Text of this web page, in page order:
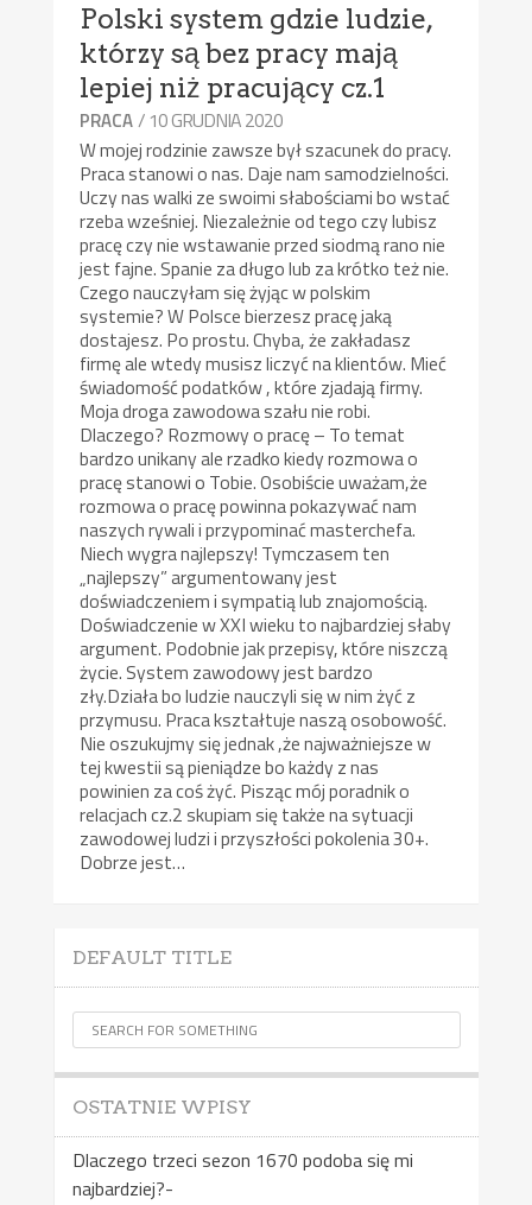
Polski system gdzie ludzie,
którzy są bez pracy mają
lepiej niż pracujący cz.1
PRACA/ 10 GRUDNIA 2020
W mojej rodzinie zawsze był szacunek do pracy.
Praca stanowi o nas. Daje nam samodzielności.
Uczy nas walki ze swoimi słabościami bo wstać
rzeba wześniej. Niezależnie od tego czy lubisz
pracę czy nie wstawanie przed siodmą rano nie
jest fajne. Spanie za długo lub za krótko też nie.
Czego nauczyłam się żyjąc w polskim
systemie? W Polsce bierzesz pracę jaką
dostajesz. Po prostu. Chyba, że zakładasz
firmę ale wtedy musisz liczyć na klientów. Mieć
świadomość podatków , które zjadają firmy.
Moja droga zawodowa szału nie robi.
Dlaczego? Rozmowy o pracę – To temat
bardzo unikany ale rzadko kiedy rozmowa o
pracę stanowi o Tobie. Osobiście uważam,że
rozmowa o pracę powinna pokazywać nam
naszych rywali i przypominać masterchefa.
Niech wygra najlepszy! Tymczasem ten
„najlepszy” argumentowany jest
doświadczeniem i sympatią lub znajomością.
Doświadczenie w XXI wieku to najbardziej słaby
argument. Podobnie jak przepisy, które niszczą
życie. System zawodowy jest bardzo
zły.Działa bo ludzie nauczyli się w nim żyć z
przymusu. Praca kształtuje naszą osobowość.
Nie oszukujmy się jednak ,że najważniejsze w
tej kwestii są pieniądze bo każdy z nas
powinien za coś żyć. Pisząc mój poradnik o
relacjach cz.2 skupiam się także na sytuacji
zawodowej ludzi i przyszłości pokolenia 30+.
Dobrze jest…
DEFAULT TITLE
OSTATNIE WPISY
Dlaczego trzeci sezon 1670 podoba się mi
najbardziej?-